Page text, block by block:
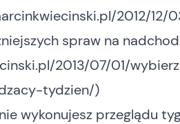
2012/
spraw na
2013/07/01/
tydzien/)
wykonujesz przeglądu